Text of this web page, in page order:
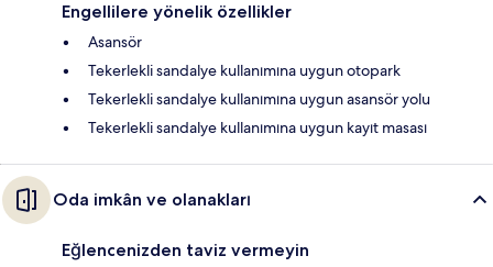
Engellilere yönelik özellikler
Asansör
Tekerlekli sandalye kullanımına uygun otopark
Tekerlekli sandalye kullanımına uygun asansör yolu
Tekerlekli sandalye kullanımına uygun kayıt masası
Oda imkân ve olanakları
Eğlencenizden taviz vermeyin